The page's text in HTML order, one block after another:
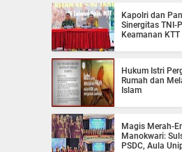
Kapolri dan
Sinergitas TNI-
Keamanan KTT
Hukum Istri
Rumah dan
Islam
Magis Merah-
Manokwari:
PSDC, Aula